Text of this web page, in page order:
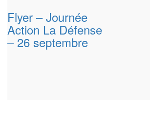
Flyer – Journée
Action La Défense
– 26 septembre